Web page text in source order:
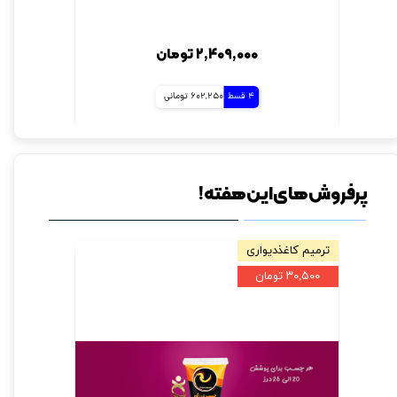
۲,۴۰۹,۰۰۰ تومان
4 قسط 602,250 تومانی
پرفروش های این هفته!
ترمیم کاغذدیواری
۳۰,۵۰۰ تومان